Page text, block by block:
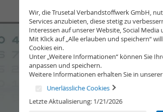
Wir, die Trusetal Verbandstoffwerk GmbH,
Services anzubieten, diese stetig zu
Interessen auf unserer Website, Social
Mit Klick auf „Alle erlauben und speichern“
Cookies ein.
Unter „Weitere Informationen“ können Sie
anpassen und speichern.
Weitere Informationen erhalten Sie in unserer
Unerlässliche Cookies
Letzte Aktualisierung: 1/21/2026